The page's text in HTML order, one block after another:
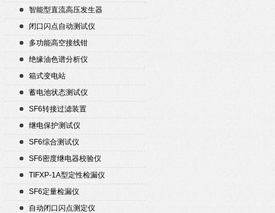
智能型直流高压发生器
闭口闪点自动测试仪
多功能高空接线钳
绝缘油色谱分析仪
箱式变电站
蓄电池状态测试仪
SF6转接过滤装置
继电保护测试仪
SF6综合测试仪
SF6密度继电器校验仪
TIFXP-1A型定性检漏仪
SF6定量检漏仪
自动闭口闪点测定仪